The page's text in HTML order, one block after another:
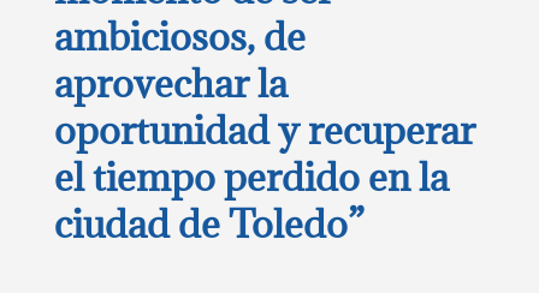
ambiciosos, de
aprovechar la
oportunidad y recuperar
el tiempo perdido en la
ciudad de Toledo”